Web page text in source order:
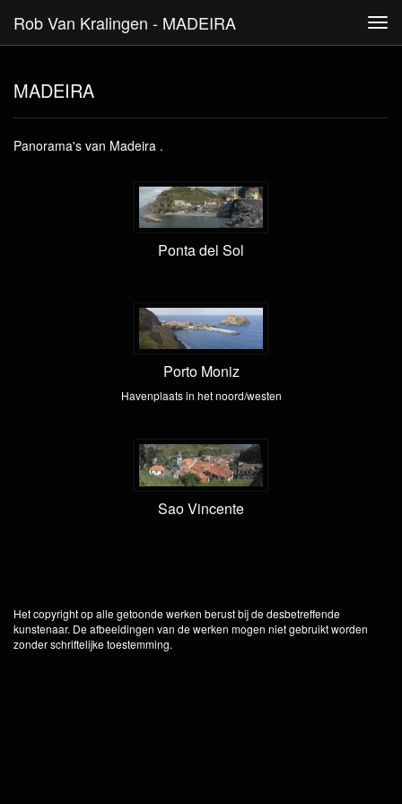
Rob Van Kralingen - MADEIRA
MADEIRA
Panorama's van Madeira .
Ponta del Sol
Porto Moniz
Havenplaats in het noord/westen
Sao Vincente
Het copyright op alle getoonde werken berust bij de desbetreffende
kunstenaar. De afbeeldingen van de werken mogen niet gebruikt worden
zonder schriftelijke toestemming.